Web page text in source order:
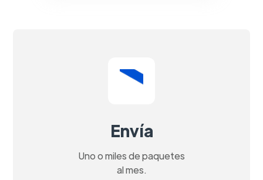
Envía
Uno o miles de paquetes
al mes.